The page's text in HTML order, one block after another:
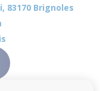
83170 Brignoles